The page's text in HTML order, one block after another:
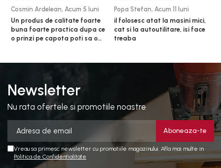
Cosmin Ardelean, Acum 5 luni
Un produs de calitate foarte
buna foarte practica dupa ce
o prinzi pe capota poti sa o
puternica si de la baterie care
tine destul de mult dar daca o
bagi la priza nu mai ai treaba
toata ziua ,ce...
Popa Stefan, Acum 11 luni
il folosesc atat la masini mici,
cat si la autoutilitare, isi face
treaba
Newsletter
Nu rata ofertele si promotiile noastre
Vreau sa primesc newsletter cu promotiile magazinului. Afla mai multe in
Politica de Confidentialitate